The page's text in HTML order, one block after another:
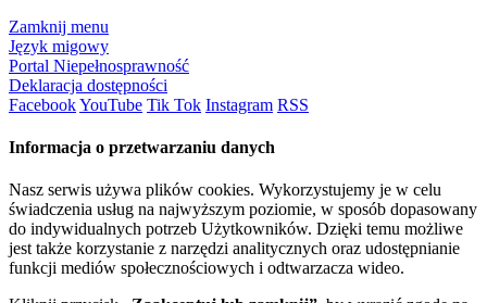
Zamknij menu
Język migowy
Portal Niepełnosprawność
Deklaracja dostępności
FacebookYouTube Tik Tok Instagram RSS
Informacja o przetwarzaniu danych
Nasz serwis używa plików cookies. Wykorzystujemy je w celu
świadczenia usług na najwyższym poziomie, w sposób dopasowany
do indywidualnych potrzeb Użytkowników. Dzięki temu możliwe
jest także korzystanie z narzędzi analitycznych oraz udostępnianie
funkcji mediów społecznościowych i odtwarzacza wideo.